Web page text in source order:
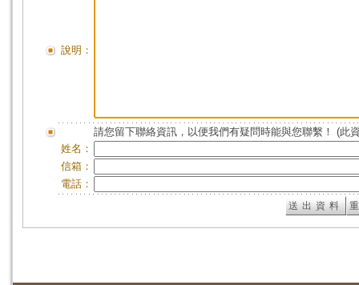
說明：
請您留下聯絡資訊，以便我們有疑問時能與您聯繫！ (此
姓名：
信箱：
電話：